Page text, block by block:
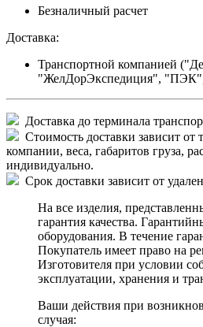
Безналичный расчет
Доставка:
Транспортной компанией
"ЖелДорЭкспедиция",
Доставка до терминала
Стоимость доставки зависит от
компании, веса, габаритов груза,
индивидуально.
Срок доставки зависит от
На все изделия,
гарантия качества.
оборудования. В течение
Покупатель имеет право на
Изготовителя при условии
эксплуатации, хранения и
Ваши действия при
случая: